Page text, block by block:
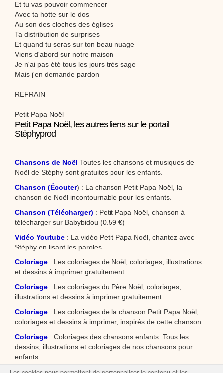
Et tu vas pouvoir commencer
Avec ta hotte sur le dos
Au son des cloches des églises
Ta distribution de surprises
Et quand tu seras sur ton beau nuage
Viens d'abord sur notre maison
Je n'ai pas été tous les jours très sage
Mais j'en demande pardon
REFRAIN
Petit Papa Noël
Petit Papa Noël, les autres liens sur le portail
Stéphyprod
Chansons de Noël Toutes les chansons et musiques de
Noël de Stéphy sont gratuites pour les enfants.
Chanson (Écouter) : La chanson Petit Papa Noël, la
chanson de Noël incontournable pour les enfants.
Chanson (Télécharger) : Petit Papa Noël, chanson à
télécharger sur Babybidou (0.59 €)
Vidéo Youtube : La vidéo Petit Papa Noël, chantez avec
Stéphy en lisant les paroles.
Coloriage : Les coloriages de Noël, coloriages, illustrations
et dessins à imprimer gratuitement.
Coloriage : Les coloriages du Père Noël, coloriages,
illustrations et dessins à imprimer gratuitement.
Coloriage : Les coloriages de la chanson Petit Papa Noël,
coloriages et dessins à imprimer, inspirés de cette chanson.
Coloriage : Coloriages des chansons enfants. Tous les
dessins, illustrations et coloriages de nos chansons pour
enfants.